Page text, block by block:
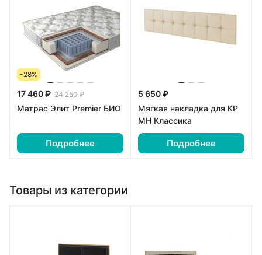
-28%
17 460 ₽ 24 250 ₽
Матрас Элит Premier БИО
Подробнее
5 650 ₽
Мягкая накладка для КР
МН Классика
Подробнее
Товары из категории